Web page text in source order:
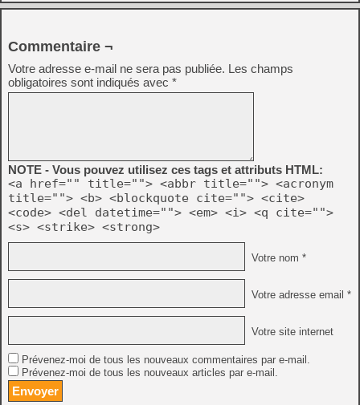
Commentaire ¬
Votre adresse e-mail ne sera pas publiée. Les champs
obligatoires sont indiqués avec *
NOTE - Vous pouvez utilisez ces tags et attributs HTML:
<a href="" title=""> <abbr title=""> <acronym
title=""> <b> <blockquote cite=""> <cite>
<code> <del datetime=""> <em> <i> <q cite="">
<s> <strike> <strong>
Votre nom *
Votre adresse email *
Votre site internet
Prévenez-moi de tous les nouveaux commentaires par e-mail.
Prévenez-moi de tous les nouveaux articles par e-mail.